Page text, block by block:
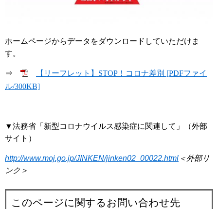
ホームページからデータをダウンロードしていただけま
す。
⇒
【リーフレット】STOP！コロナ差別 [PDFファイ
ル/300KB]
▼法務省「新型コロナウイルス感染症に関連して」（外部
サイト）
http://www.moj.go.jp/JINKEN/jinken02_00022.html ＜外部リ
ンク＞
このページに関するお問い合わせ先